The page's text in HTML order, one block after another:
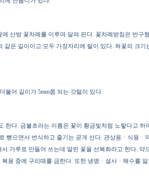
산방 꽃차례를 이루며 달려 핀다. 꽃차례받침은 반구
은 길이이고 모두 가장자리에 털이 있다. 혀꽃의 크기
불어 길이가 5mm쯤 되는 갓털이 있다.
한다. 금불초라는 이름은 꽃이 황금빛처럼 노랗다고 하
뻗으면서 번식하고 줄기는 곧게 선다. 관상용ㆍ식용ㆍ
가루로 만들어 쓰는데 말린 꽃을 선복화라고 한다. 약
용 중에 구리때를 금한다. 또한 냉병ㆍ설사ㆍ해수를 앓